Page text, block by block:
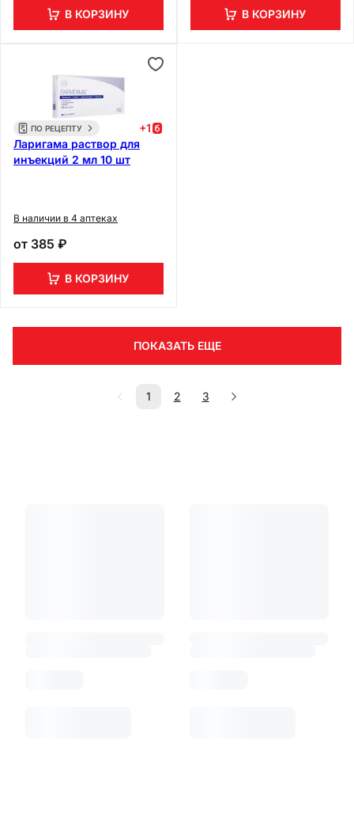
В КОРЗИНУ В КОРЗИНУ
ПО РЕЦЕПТУ +1
Ларигама раствор для
инъекций 2 мл 10 шт
В наличии в 4 аптеках
от 385 ₽
В КОРЗИНУ
ПОКАЗАТЬ ЕЩЕ
1 2 3